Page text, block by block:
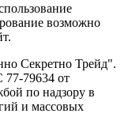
возможно
Секретно Трейд".
79634 от
по надзору в
и массовых